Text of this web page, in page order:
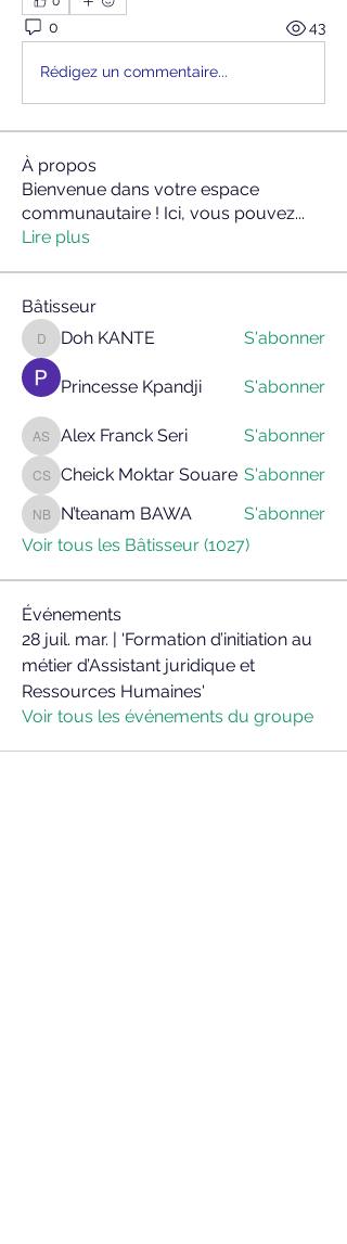
0 43
Rédigez un commentaire...
À propos
Bienvenue dans votre espace
communautaire ! Ici, vous pouvez...
Lire plus
Bâtisseur
Doh KANTE
Doh KANTE S'abonner
Princesse Kpandji S'abonner
Alex Franck Seri
Alex Franck Seri S'abonner
Cheick Moktar Souare
Cheick Moktar Souare S'abonner
N’teanam BAWA
N’teanam BAWA
S'abonner
Voir tous les Bâtisseur (1027)
Événements
28 juil. mar. | 'Formation d’initiation au
métier d’Assistant juridique et
Ressources Humaines'
Voir tous les événements du groupe